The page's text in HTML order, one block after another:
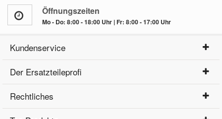
Öffnungszeiten
Mo - Do: 8:00 - 18:00 Uhr | Fr: 8:00 - 17:00 Uhr
Kundenservice
Der Ersatzteileprofi
Rechtliches